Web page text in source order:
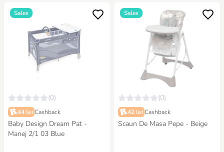
Sales
(0)
44 lei Cashback
Baby Design Dream Pat -
Manej 2/1 03 Blue
Sales
(0)
42 lei Cashback
Scaun De Masa Pepe - Beige